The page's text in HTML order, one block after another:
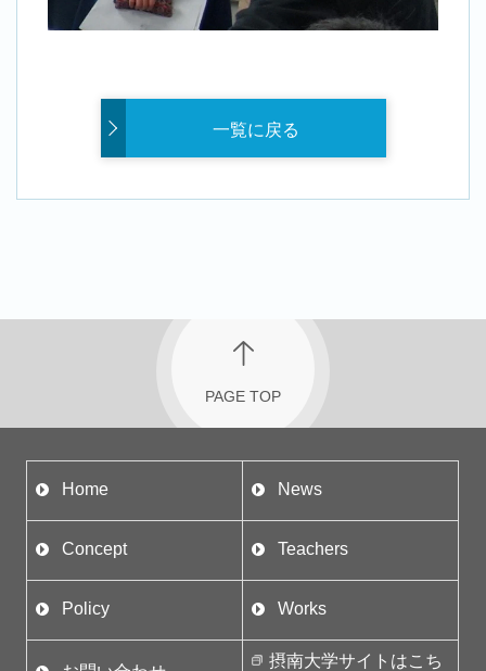
一覧に戻る
PAGE TOP
Home News
Concept Teachers
Policy Works
摂南大学サイトはこち